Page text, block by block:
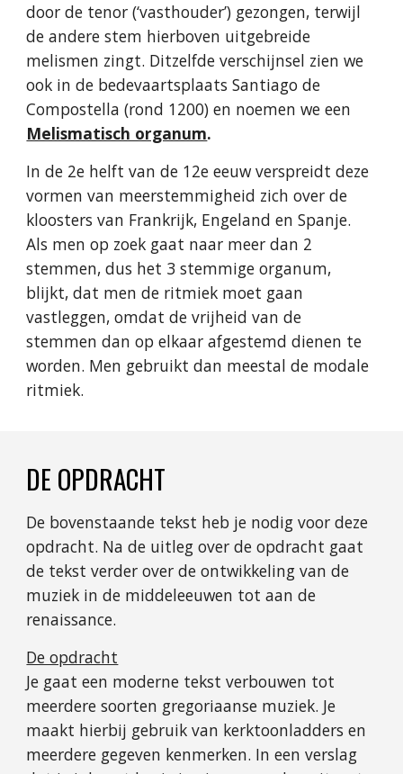
door de tenor (‘vasthouder’) gezongen, terwijl
de andere stem hierboven uitgebreide
melismen zingt. Ditzelfde verschijnsel zien we
ook in de bedevaartsplaats Santiago de
Compostella (rond 1200) en noemen we een
Melismatisch organum.
In de 2e helft van de 12e eeuw verspreidt deze
vormen van meerstemmigheid zich over de
kloosters van Frankrijk, Engeland en Spanje.
Als men op zoek gaat naar meer dan 2
stemmen, dus het 3 stemmige organum,
blijkt, dat men de ritmiek moet gaan
vastleggen, omdat de vrijheid van de
stemmen dan op elkaar afgestemd dienen te
worden. Men gebruikt dan meestal de modale
ritmiek.
DE OPDRACHT
De bovenstaande tekst heb je nodig voor deze
opdracht. Na de uitlegover de opdracht gaat
de tekst verder over de ontwikkeling van de
muziek in de middeleeuwen tot aan de
renaissance.
De opdracht
Je gaat een moderne tekst verbouwen tot
meerdere soorten gregoriaanse muziek. Je
maakt hierbij gebruik van kerktoonladders en
meerdere gegeven kenmerken. In een verslag